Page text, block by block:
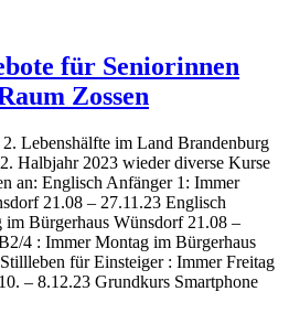
für Seniorinnen
Zossen
Lebenshälfte im Land Brandenburg
Halbjahr 2023 wieder diverse Kurse
an: Englisch Anfänger 1: Immer
21.08 – 27.11.23 Englisch
Bürgerhaus Wünsdorf 21.08 –
4 : Immer Montag im Bürgerhaus
für Einsteiger : Immer Freitag
– 8.12.23 Grundkurs Smartphone